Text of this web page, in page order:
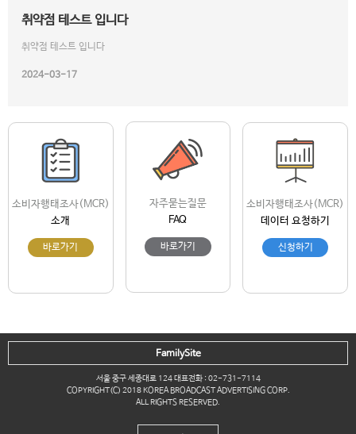
취약점 테스트 입니다
취약점 테스트 입니다
2024-03-17
소비자행태조사(MCR)
소개
바로가기
자주묻는질문
FAQ
바로가기
소비자행태조사(MCR)
데이터 요청하기
신청하기
서울 중구 세종대로 124 대표전화 : 02-731-7114
COPYRIGHT(C) 2018 KOREA BROADCAST ADVERTISING CORP.
ALL RIGHTS RESERVED.
FamilySite